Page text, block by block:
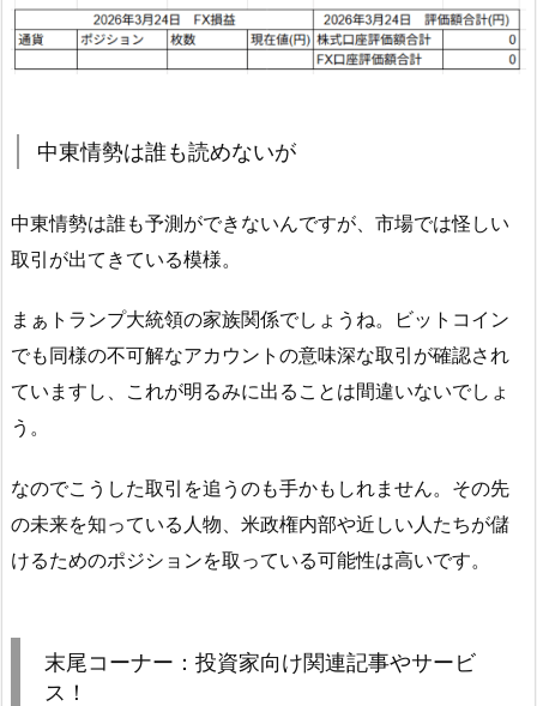
中東情勢は誰も読めないが
中東情勢は誰も予測ができないんですが、市場では怪しい
取引が出てきている模様。
まぁトランプ大統領の家族関係でしょうね。ビットコイン
でも同様の不可解なアカウントの意味深な取引が確認され
ていますし、これが明るみに出ることは間違いないでしょ
う。
なのでこうした取引を追うのも手かもしれません。その先
の未来を知っている人物、米政権内部や近しい人たちが儲
けるためのポジションを取っている可能性は高いです。
末尾コーナー：投資家向け関連記事やサービ
ス！